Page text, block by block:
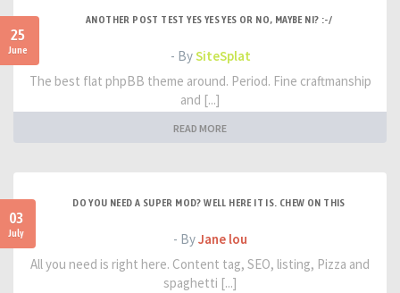
25
June
ANOTHER POST TEST YES YES YES OR NO, MAYBE NI? :-/
- BySiteSplat
The best flat phpBB theme around. Period. Fine craftmanship
and [...]
READ MORE
03
July
DO YOU NEED A SUPER MOD? WELL HERE IT IS. CHEW ON THIS
- ByJane lou
All you need is right here. Content tag, SEO, listing, Pizza and
spaghetti [...]